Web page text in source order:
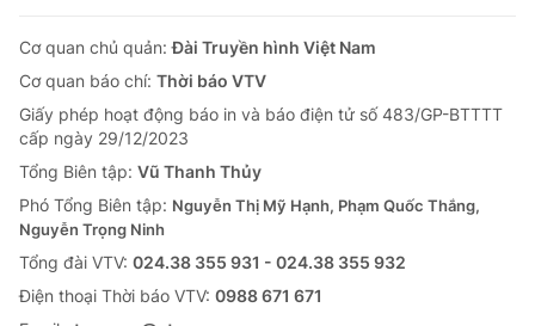
Cơ quan chủ quản:Đài Truyền hình Việt Nam
Cơ quan báo chí: Thời báo VTV
Giấy phép hoạt động báo in và báo điện tử số 483/GP-BTTTT
cấp ngày 29/12/2023
Tổng Biên tập: Vũ Thanh Thủy
Phó Tổng Biên tập: Nguyễn Thị Mỹ Hạnh, Phạm Quốc Thắng,
Nguyễn Trọng Ninh
Tổng đài VTV: 024.38 355 931 - 024.38 355 932
Ðiện thoại Thời báo VTV: 0988 671 671